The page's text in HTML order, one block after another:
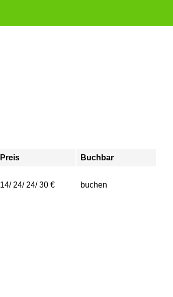
Preis Buchbar
14/ 24/ 24/ 30 € buchen